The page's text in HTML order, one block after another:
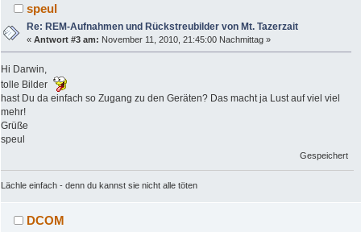
speul
Re: REM-Aufnahmen und Rückstreubilder von Mt. Tazerzait
«Antwort #3 am: November 11, 2010, 21:45:00 Nachmittag »
Hi Darwin,
tolle Bilder
hast Du da einfach so Zugang zu den Geräten? Das macht ja Lust auf viel viel
mehr!
Grüße
speul
Gespeichert
Lächle einfach - denn du kannst sie nicht alle töten
DCOM